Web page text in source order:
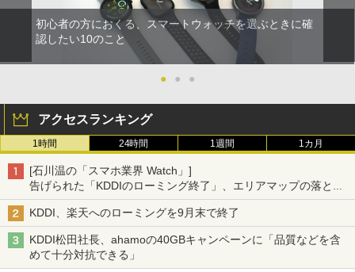
初心者の方におくる、スマートウォッチを選ぶときに確
認したい10のこと
● ● ●
アクセスランキング
1時間 24時間 1週間 1カ月
[石川温の「スマホ業界 Watch」]
告げられた「KDDIのローミング終了」、エリアマップの落とし
穴と楽天モバイルの課題
KDDI、楽天へのローミングを9月末で終了
KDDI松田社長、ahamoの40GBキャンペーンに「品質などを含
めて十分対抗できる」